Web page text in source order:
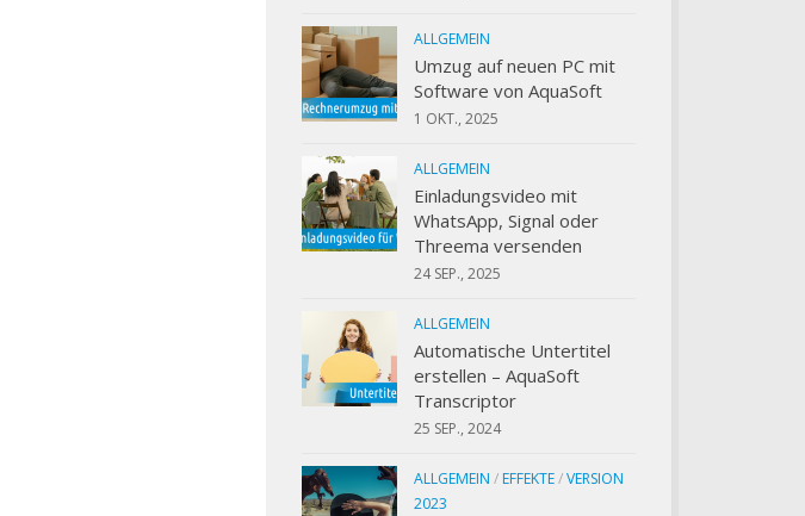
ALLGEMEIN
Umzug auf neuen PC mit
Software von AquaSoft
1 OKT., 2025
ALLGEMEIN
Einladungsvideo mit
WhatsApp, Signal oder
Threema versenden
24 SEP., 2025
ALLGEMEIN
Automatische Untertitel
erstellen – AquaSoft
Transcriptor
25 SEP., 2024
ALLGEMEIN / EFFEKTE/VERSION
2023